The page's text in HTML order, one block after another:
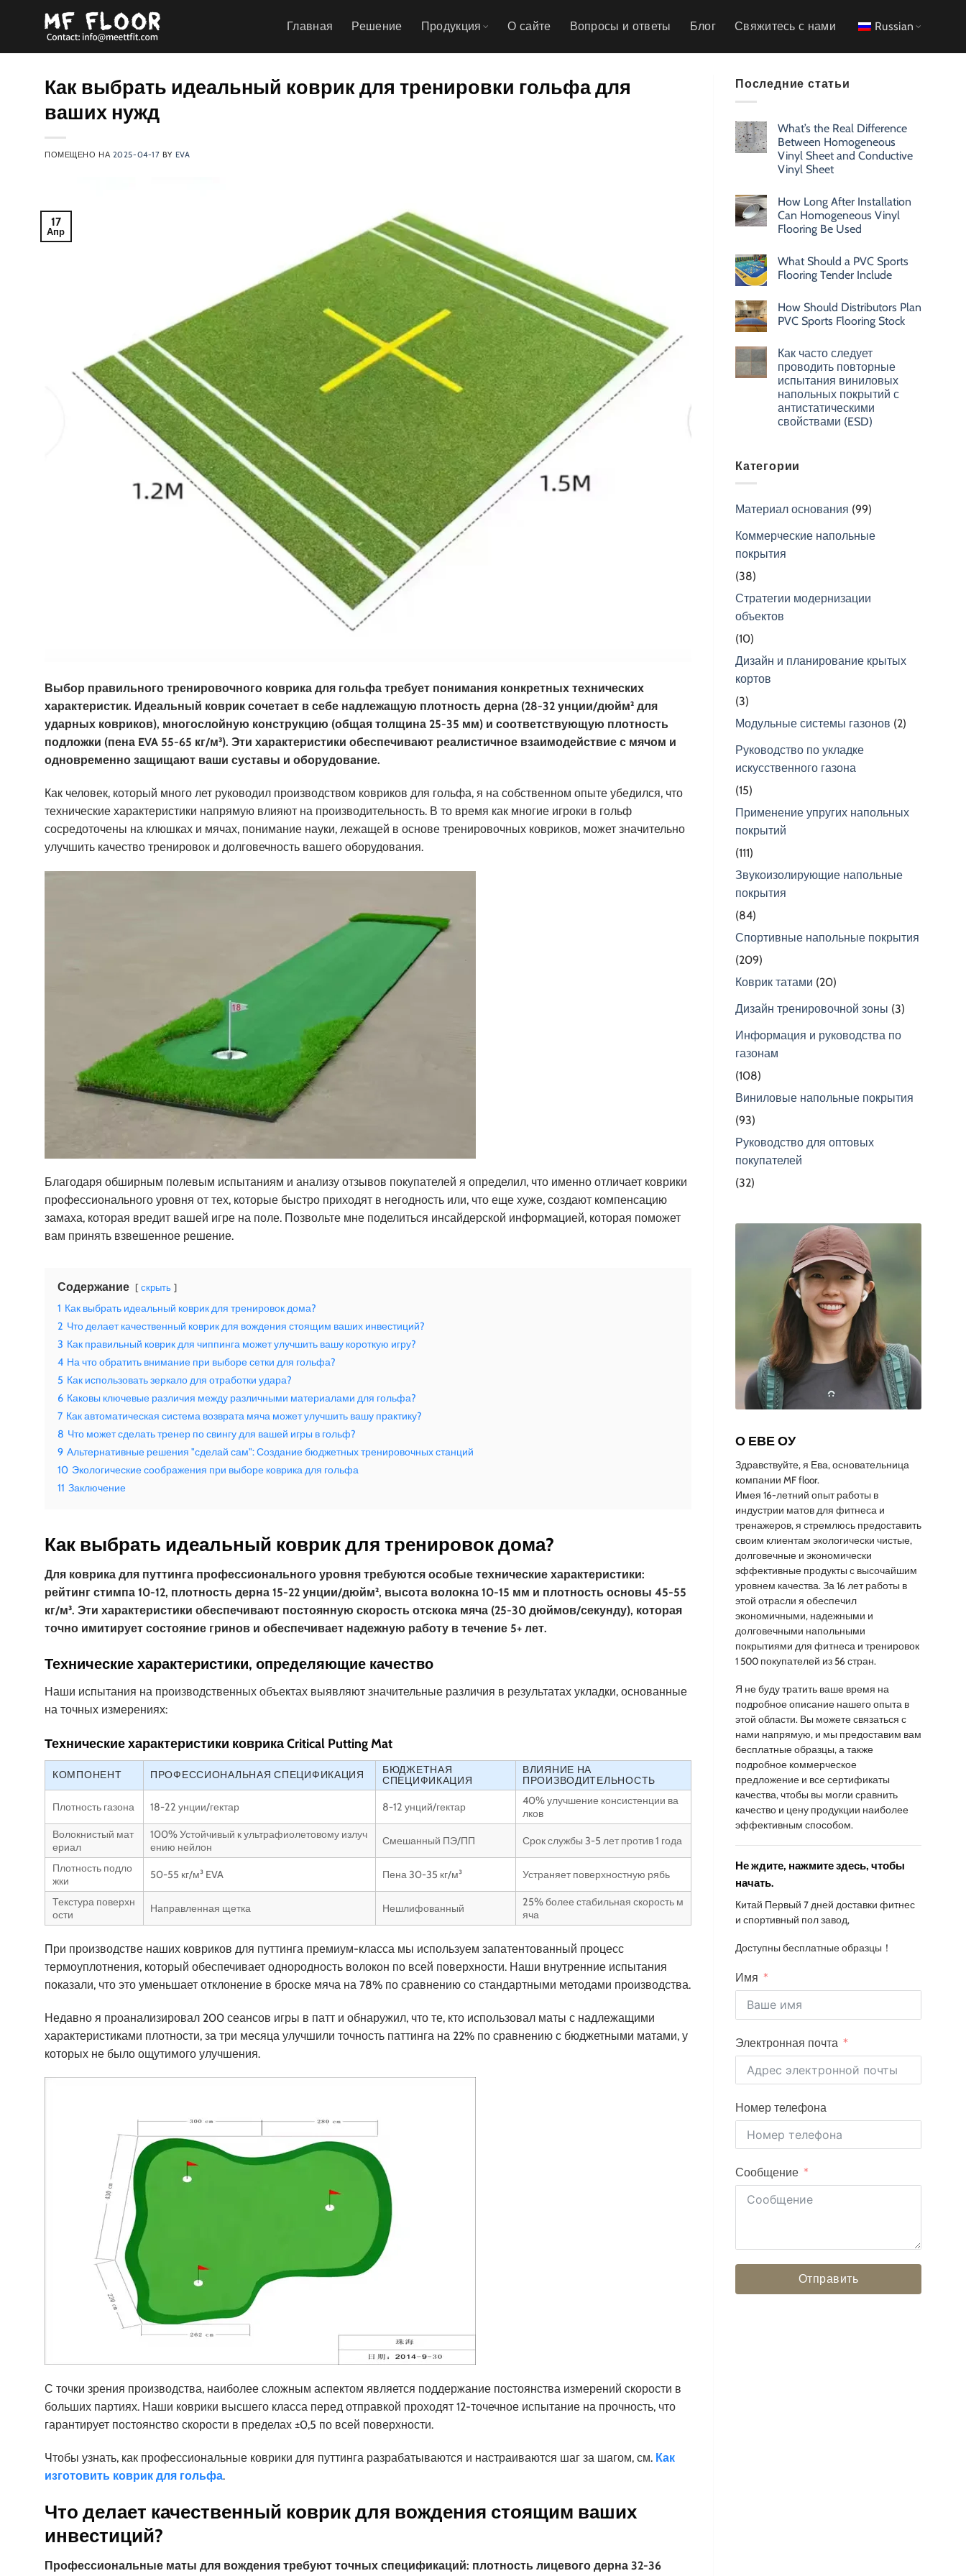
содержанию
Главная Решение Продукция О сайте Вопросы и ответы Блог Свяжитесь с нами Russian
Как выбрать идеальный коврик для тренировки гольфа для
ваших нужд
ПОМЕЩЕНО НА 2025-04-17 BY EVA
17
Апр
Выбор правильного тренировочного коврика для гольфа требует понимания конкретных технических
характеристик. Идеальный коврик сочетает в себе надлежащую плотность дерна (28-32 унции/дюйм² для
ударных ковриков), многослойную конструкцию (общая толщина 25-35 мм) и соответствующую плотность
подложки (пена EVA 55-65 кг/м³). Эти характеристики обеспечивают реалистичное взаимодействие с мячом и
одновременно защищают ваши суставы и оборудование.
Как человек, который много лет руководил производством ковриков для гольфа, я на собственном опыте убедился, что
технические характеристики напрямую влияют на производительность. В то время как многие игроки в гольф
сосредоточены на клюшках и мячах, понимание науки, лежащей в основе тренировочных ковриков, может значительно
улучшить качество тренировок и долговечность вашего оборудования.
Благодаря обширным полевым испытаниям и анализу отзывов покупателей я определил, что именно отличает коврики
профессионального уровня от тех, которые быстро приходят в негодность или, что еще хуже, создают компенсацию
замаха, которая вредит вашей игре на поле. Позвольте мне поделиться инсайдерской информацией, которая поможет
вам принять взвешенное решение.
Содержание скрыть
1 Как выбрать идеальный коврик для тренировок дома?
2 Что делает качественный коврик для вождения стоящим ваших инвестиций?
3 Как правильный коврик для чиппинга может улучшить вашу короткую игру?
4 На что обратить внимание при выборе сетки для гольфа?
5 Как использовать зеркало для отработки удара?
6 Каковы ключевые различия между различными материалами для гольфа?
7 Как автоматическая система возврата мяча может улучшить вашу практику?
8 Что может сделать тренер по свингу для вашей игры в гольф?
9 Альтернативные решения "сделай сам": Создание бюджетных тренировочных станций
10 Экологические соображения при выборе коврика для гольфа
11 Заключение
Как выбрать идеальный коврик для тренировок дома?
Для коврика для путтинга профессионального уровня требуются особые технические характеристики:
рейтинг стимпа 10-12, плотность дерна 15-22 унции/дюйм², высота волокна 10-15 мм и плотность основы 45-55
кг/м³. Эти характеристики обеспечивают постоянную скорость отскока мяча (25-30 дюймов/секунду), которая
точно имитирует состояние гринов и обеспечивает надежную работу в течение 5+ лет.
Технические характеристики, определяющие качество
Наши испытания на производственных объектах выявляют значительные различия в результатах укладки, основанные
на точных измерениях:
Технические характеристики коврика Critical Putting Mat
КОМПОНЕНТ ПРОФЕССИОНАЛЬНАЯ СПЕЦИФИКАЦИЯ
БЮДЖЕТНАЯ
СПЕЦИФИКАЦИЯ
ВЛИЯНИЕ НА
ПРОИЗВОДИТЕЛЬНОСТЬ
Плотность газона 18-22 унции/гектар 8-12 унций/гектар
40% улучшение консистенции ва
лков
Волокнистый мат
ериал
100% Устойчивый к ультрафиолетовому излуч
ению нейлон
Смешанный ПЭ/ПП Срок службы 3-5 лет против 1 года
Плотность подло
жки
50-55 кг/м³ EVA Пена 30-35 кг/м³ Устраняет поверхностную рябь
Текстура поверхн
ости
Направленная щетка Нешлифованный
25% более стабильная скорость м
яча
При производстве наших ковриков для путтинга премиум-класса мы используем запатентованный процесс
термоуплотнения, который обеспечивает однородность волокон по всей поверхности. Наши внутренние испытания
показали, что это уменьшает отклонение в броске мяча на 78% по сравнению со стандартными методами производства.
Недавно я проанализировал 200 сеансов игры в патт и обнаружил, что те, кто использовал маты с надлежащими
характеристиками плотности, за три месяца улучшили точность паттинга на 22% по сравнению с бюджетными матами, у
которых не было ощутимого улучшения.
С точки зрения производства, наиболее сложным аспектом является поддержание постоянства измерений скорости в
больших партиях. Наши коврики высшего класса перед отправкой проходят 12-точечное испытание на прочность, что
гарантирует постоянство скорости в пределах ±0,5 по всей поверхности.
Чтобы узнать, как профессиональные коврики для путтинга разрабатываются и настраиваются шаг за шагом, см. Как
изготовить коврик для гольфа.
Что делает качественный коврик для вождения стоящим ваших
инвестиций?
Профессиональные маты для вождения требуют точных спецификаций: плотность лицевого дерна 32-36
Последние статьи
What’s the Real Difference
Between Homogeneous
Vinyl Sheet and Conductive
Vinyl Sheet
How Long After Installation
Can Homogeneous Vinyl
Flooring Be Used
What Should a PVC Sports
Flooring Tender Include
How Should Distributors Plan
PVC Sports Flooring Stock
Как часто следует
проводить повторные
испытания виниловых
напольных покрытий с
антистатическими
свойствами (ESD)
Категории
Материал основания (99)
Коммерческие напольные
покрытия
(38)
Стратегии модернизации
объектов
(10)
Дизайн и планирование крытых
кортов
(3)
Модульные системы газонов (2)
Руководство по укладке
искусственного газона
(15)
Применение упругих напольных
покрытий
(111)
Звукоизолирующие напольные
покрытия
(84)
Спортивные напольные покрытия
(209)
Коврик татами (20)
Дизайн тренировочной зоны (3)
Информация и руководства по
газонам
(108)
Виниловые напольные покрытия
(93)
Руководство для оптовых
покупателей
(32)
О ЕВЕ ОУ
Здравствуйте, я Ева, основательница
компании MF floor.
Имея 16-летний опыт работы в
индустрии матов для фитнеса и
тренажеров, я стремлюсь предоставить
своим клиентам экологически чистые,
долговечные и экономически
эффективные продукты с высочайшим
уровнем качества. За 16 лет работы в
этой отрасли я обеспечил
экономичными, надежными и
долговечными напольными
покрытиями для фитнеса и тренировок
1 500 покупателей из 56 стран.
Я не буду тратить ваше время на
подробное описание нашего опыта в
этой области. Вы можете связаться с
нами напрямую, и мы предоставим вам
бесплатные образцы, а также
подробное коммерческое
предложение и все сертификаты
качества, чтобы вы могли сравнить
качество и цену продукции наиболее
эффективным способом.
Не ждите, нажмите здесь, чтобы
начать.
Китай Первый 7 дней доставки фитнес
и спортивный пол завод,
Доступны бесплатные образцы！
Имя
Электронная почта
Номер телефона
Сообщение
Отправить